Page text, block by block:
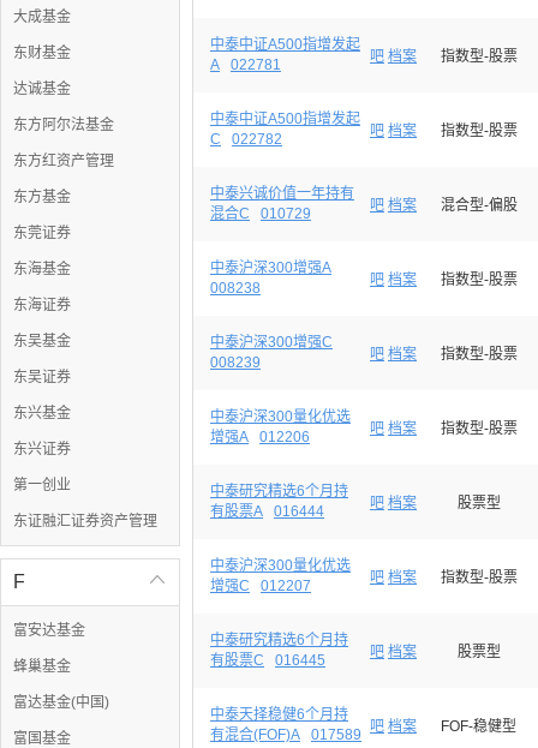
大成基金
东财基金
达诚基金
东方阿尔法基金
东方红资产管理
东方基金
东莞证券
东海基金
东海证券
东吴基金
东吴证券
东兴基金
东兴证券
第一创业
东证融汇证券资产管理

F
富安达基金
蜂巢基金
富达基金(中国)
富国基金
中泰中证A500指增发起
A
022781 吧 档案 指数型-股票
中泰中证A500指增发起
C
022782 吧 档案 指数型-股票
中泰兴诚价值一年持有
混合C
010729 吧 档案 混合型-偏股
中泰沪深300增强A
008238
吧 档案 指数型-股票
中泰沪深300增强C
008239
吧 档案 指数型-股票
中泰沪深300量化优选
增强A
012206 吧 档案 指数型-股票
中泰研究精选6个月持
有股票A
016444 吧 档案 股票型
中泰沪深300量化优选
增强C
012207 吧 档案 指数型-股票
中泰研究精选6个月持
有股票C
016445 吧 档案 股票型
中泰天择稳健6个月持
有混合(FOF)A
017589 吧 档案 FOF-稳健型